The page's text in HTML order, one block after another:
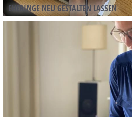
EHERINGE NEU GESTALTEN LASSEN